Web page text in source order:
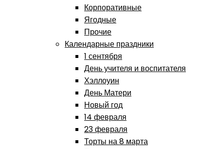
Корпоративные
Ягодные
Прочие
Календарные праздники
1 сентября
День учителя и воспитателя
Хэллоуин
День Матери
Новый год
14 февраля
23 февраля
Торты на 8 марта